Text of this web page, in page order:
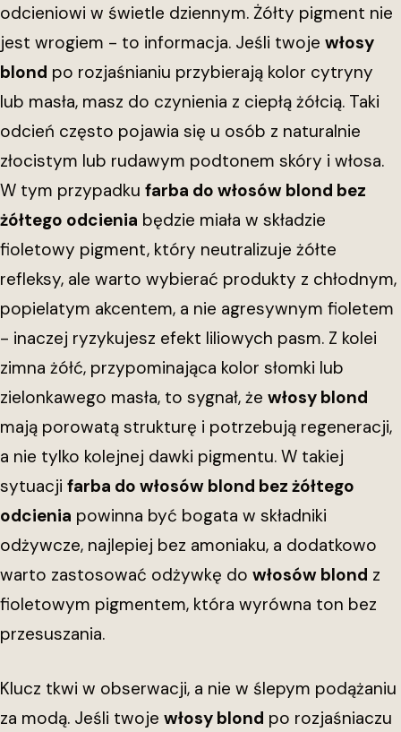
odcieniowi w świetle dziennym. Żółty pigment nie
jest wrogiem - to informacja. Jeśli twoje włosy
blond po rozjaśnianiu przybierają kolor cytryny
lub masła, masz do czynienia z ciepłą żółcią. Taki
odcień często pojawia się u osób z naturalnie
złocistym lub rudawym podtonem skóry i włosa.
W tym przypadku farba do włosów blond bez
żółtego odcienia będzie miała w składzie
fioletowy pigment, który neutralizuje żółte
refleksy, ale warto wybierać produkty z chłodnym,
popielatym akcentem, a nie agresywnym fioletem
- inaczej ryzykujesz efekt liliowych pasm. Z kolei
zimna żółć, przypominająca kolor słomki lub
zielonkawego masła, to sygnał, że włosy blond
mają porowatą strukturę i potrzebują regeneracji,
a nie tylko kolejnej dawki pigmentu. W takiej
sytuacji farba do włosów blond bez żółtego
odcienia powinna być bogata w składniki
odżywcze, najlepiej bez amoniaku, a dodatkowo
warto zastosować odżywkę do włosów blond z
fioletowym pigmentem, która wyrówna ton bez
przesuszania.
Klucz tkwi w obserwacji, a nie w ślepym podążaniu
za modą. Jeśli twoje włosy blond po rozjaśniaczu